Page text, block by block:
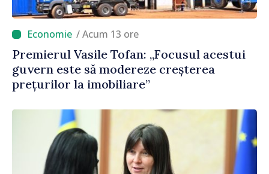
/ Acum 13 ore
Premierul Vasile Tofan: „Focusul acestui
guvern este să modereze creșterea
prețurilor la imobiliare”